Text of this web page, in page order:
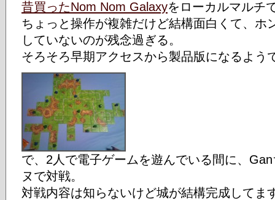
昔買ったNom Nom Galaxyをローカルマルチ
ちょっと操作が複雑だけど結構面白くて、ホ
していないのが残念過ぎる。
そろそろ早期アクセスから製品版になるよう
で、2人で電子ゲームを遊んでいる間に、
ヌで対戦。
対戦内容は知らないけど城が結構完成してま